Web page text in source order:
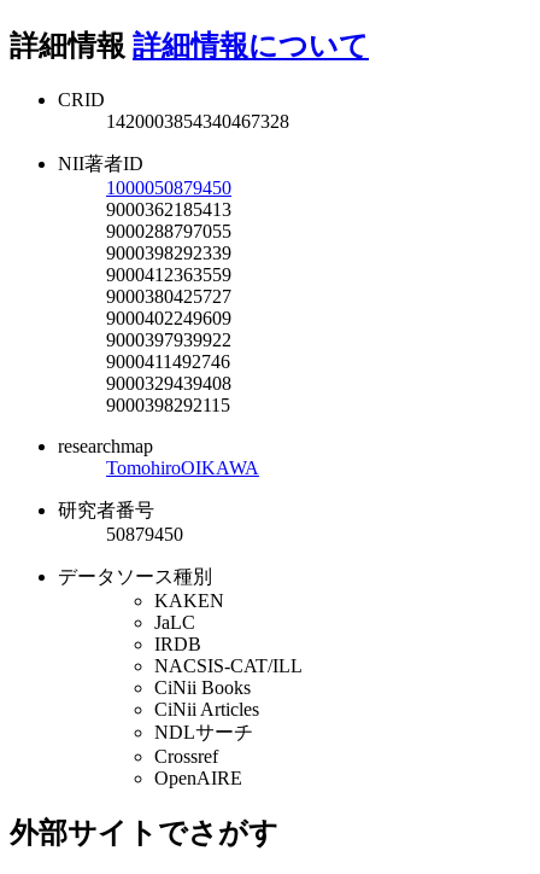
詳細情報 詳細情報について
CRID
1420003854340467328
NII著者ID
1000050879450
9000362185413
9000288797055
9000398292339
9000412363559
9000380425727
9000402249609
9000397939922
9000411492746
9000329439408
9000398292115
researchmap
TomohiroOIKAWA
研究者番号
50879450
データソース種別
KAKEN
JaLC
IRDB
NACSIS-CAT/ILL
CiNii Books
CiNii Articles
NDLサーチ
Crossref
OpenAIRE
外部サイトでさがす